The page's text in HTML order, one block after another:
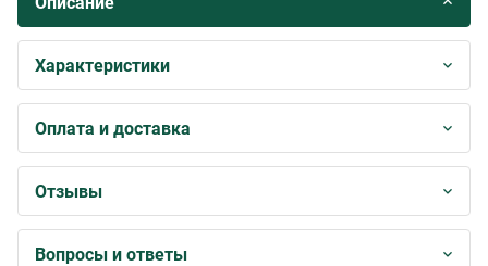
Характеристики
Оплата и доставка
Отзывы
Вопросы и ответы